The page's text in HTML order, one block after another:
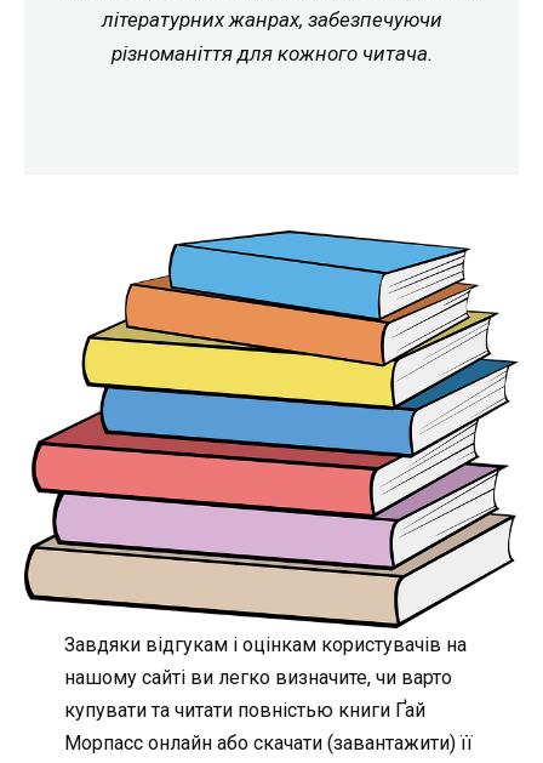
літературних жанрах, забезпечуючи
різноманіття для кожного читача.
Завдяки відгукам і оцінкам користувачів на
нашому сайті ви легко визначите, чи варто
купувати та читати повністью книги Ґай
Морпасс онлайн або скачати (завантажити) її